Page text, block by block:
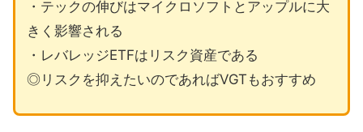
・テックの伸びはマイクロソフトとアップルに大
きく影響される
・レバレッジETFはリスク資産である
◎リスクを抑えたいのであればVGTもおすすめ